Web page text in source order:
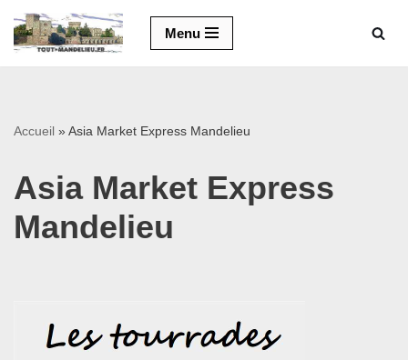
Aller
Menu
Accueil »Asia Market Express Mandelieu
Asia Market Express
Mandelieu